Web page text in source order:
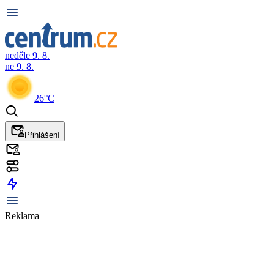
neděle 9. 8.
ne 9. 8.
26°C
Přihlášení
Reklama